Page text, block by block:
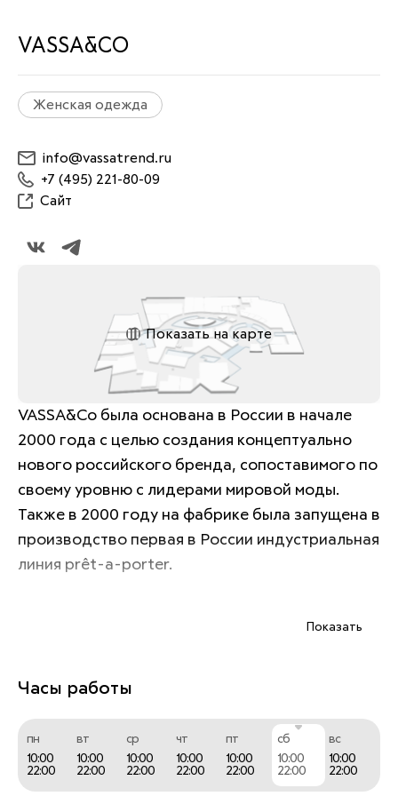
VASSA&CO
Женская одежда
info@vassatrend.ru
+7 (495) 221-80-09
Сайт
Показать на карте
VASSA&Co была основана в России в начале
2000 года с целью создания концептуально
нового российского бренда, сопоставимого по
своему уровню с лидерами мировой моды.
Также в 2000 году на фабрике была запущена в
производство первая в России индустриальная
линия prêt-a-porter.
Любовь дизайнера к минимализму лежит в
коллекции, Васса использует свой постоянный
форм. На сегодняшний день Дизайнер Васса
(VASSA) один из наиболее последовательных в
своей эстетике дизайнеров. Работая на рубеже
Показать
Часы работы
пн
10:00
22:00
вт
10:00
22:00
ср
10:00
22:00
чт
10:00
22:00
пт
10:00
22:00
сб
10:00
22:00
вс
10:00
22:00